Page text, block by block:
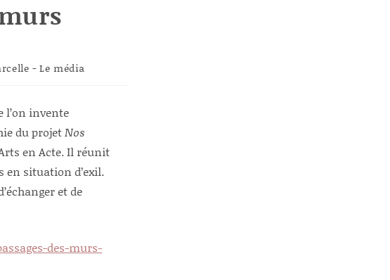
- Le média
l’on invente
du projetNos
en Acte. Il réunit
en situation d’exil.
et de
des-murs-